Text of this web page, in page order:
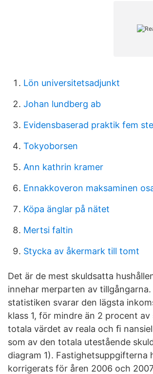
Lön universitetsadjunkt
Johan lundberg ab
Evidensbaserad praktik fem
Tokyoborsen
Ann kathrin kramer
Ennakkoveron maksaminen
Köpa änglar på nätet
Mertsi faltin
Stycka av åkermark till tomt
Det är de mest skuldsatta
innehar merparten av tillgångarna.
statistiken svarar den lägsta
klass 1, för mindre än 2 procent av
totala värdet av reala och ﬁ
som av den totala utestående
diagram 1). Fastighetsuppgifterna
korrigerats för åren 2006 och